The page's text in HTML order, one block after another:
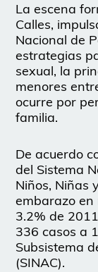
La escena
Calles,
Nacional de
estrategias
sexual, la
menores
ocurre por
familia.
De acuerdo
del Sistema
Niños, Niñas
embarazo
3.2% de
336 casos a
Subsistema
(SINAC).